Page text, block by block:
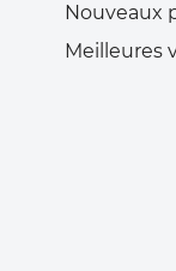
Nouveaux
Meilleures